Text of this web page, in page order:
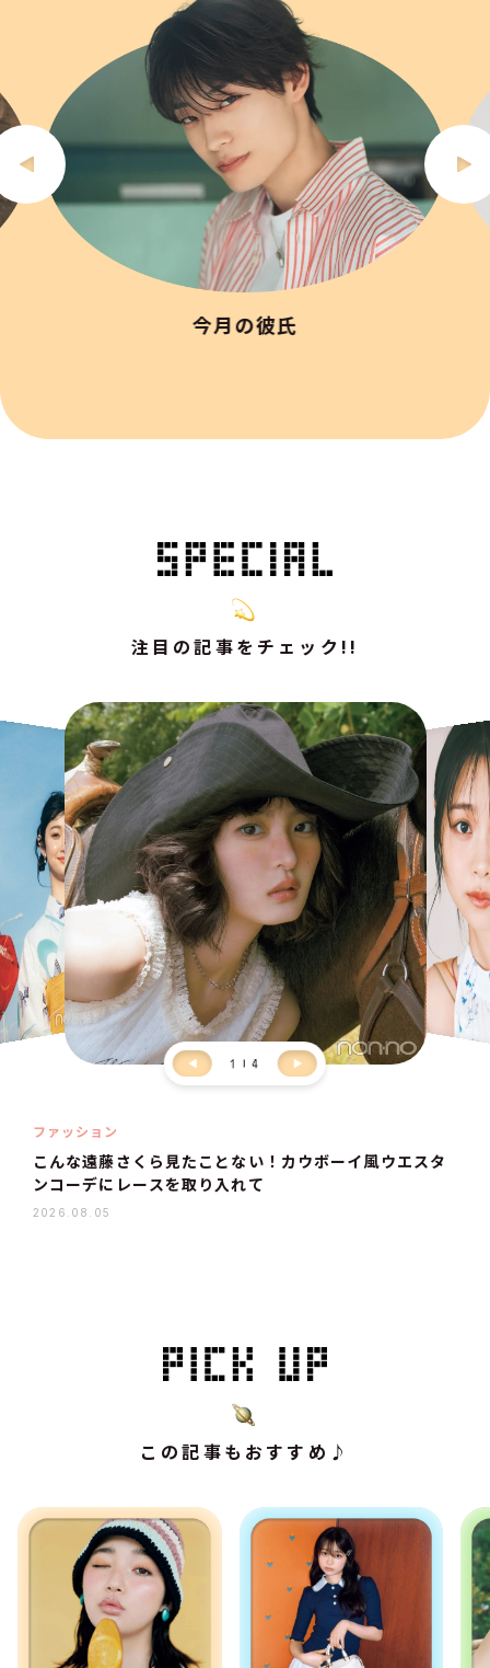
今月の彼氏
注目の記事をチェック!!
1 4
ファッション
こんな遠藤さくら見たことない！カウボーイ風ウエスタ
ンコーデにレースを取り入れて
2026.08.05
この記事もおすすめ♪